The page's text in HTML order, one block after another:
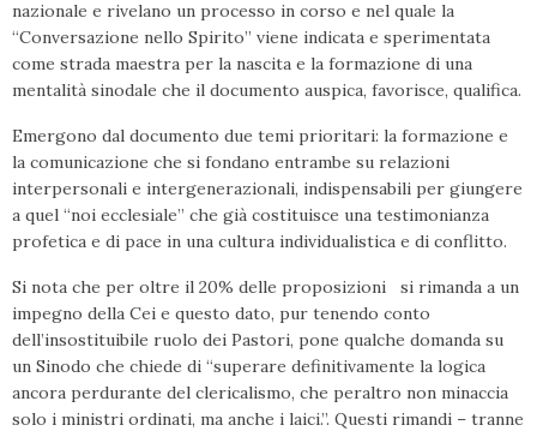
nazionale e rivelano un processo in corso e nel quale la
“Conversazione nello Spirito” viene indicata e sperimentata
come strada maestra per la nascita e la formazione di una
mentalità sinodale che il documento auspica, favorisce, qualifica.
Emergono dal documento due temi prioritari: la formazione e
la comunicazione che si fondano entrambe su relazioni
interpersonali e intergenerazionali, indispensabili per giungere
a quel “noi ecclesiale” che già costituisce una testimonianza
profetica e di pace in una cultura individualistica e di conflitto.
Si nota che per oltre il 20% delle proposizioni
si rimanda a un
impegno della Cei e questo dato, pur tenendo conto
dell’insostituibile ruolo dei Pastori, pone qualche domanda su
un Sinodo che chiede di “superare definitivamente la logica
ancora perdurante del clericalismo, che peraltro non minaccia
solo i ministri ordinati, ma anche i laici.”. Questi rimandi – tranne